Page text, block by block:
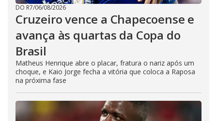
DO R7/06/08/2026
Cruzeiro vence a Chapecoense e
avança às quartas da Copa do
Brasil
Matheus Henrique abre o placar, fratura o nariz após um
choque, e Kaio Jorge fecha a vitória que coloca a Raposa
na próxima fase